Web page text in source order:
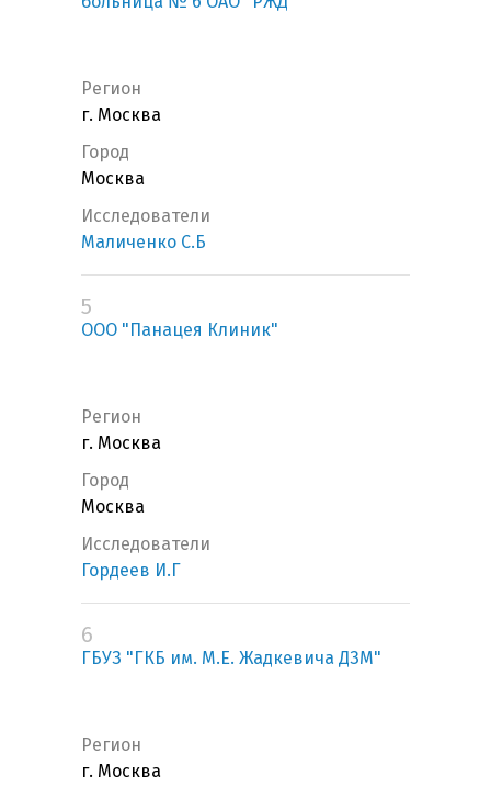
Регион
г. Москва
Город
Москва
Исследователи
Маличенко С.Б
5
ООО "Панацея Клиник"
Регион
г. Москва
Город
Москва
Исследователи
Гордеев И.Г
6
ГБУЗ "ГКБ им. М.Е. Жадкевича ДЗМ"
Регион
г. Москва